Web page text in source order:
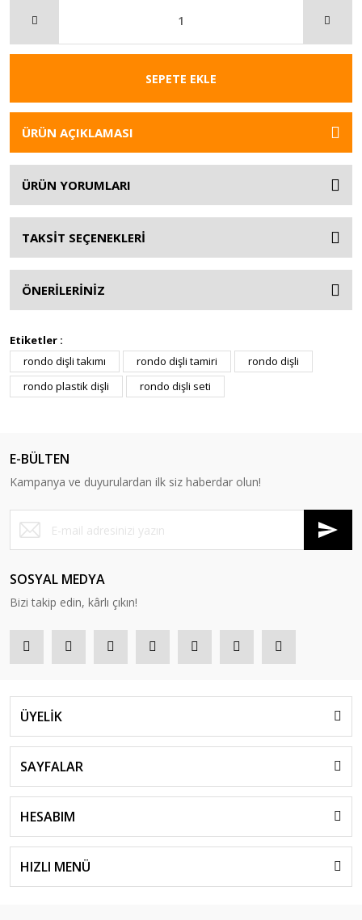
SEPETE EKLE
ÜRÜN AÇIKLAMASI
ÜRÜN YORUMLARI
TAKSİT SEÇENEKLERİ
ÖNERİLERİNİZ
Etiketler :
rondo dişli takımı
rondo dişli tamiri
rondo dişli
rondo plastik dişli
rondo dişli seti
E-BÜLTEN
Kampanya ve duyurulardan ilk siz haberdar olun!
SOSYAL MEDYA
Bizi takip edin, kârlı çıkın!
ÜYELİK
SAYFALAR
HESABIM
HIZLI MENÜ